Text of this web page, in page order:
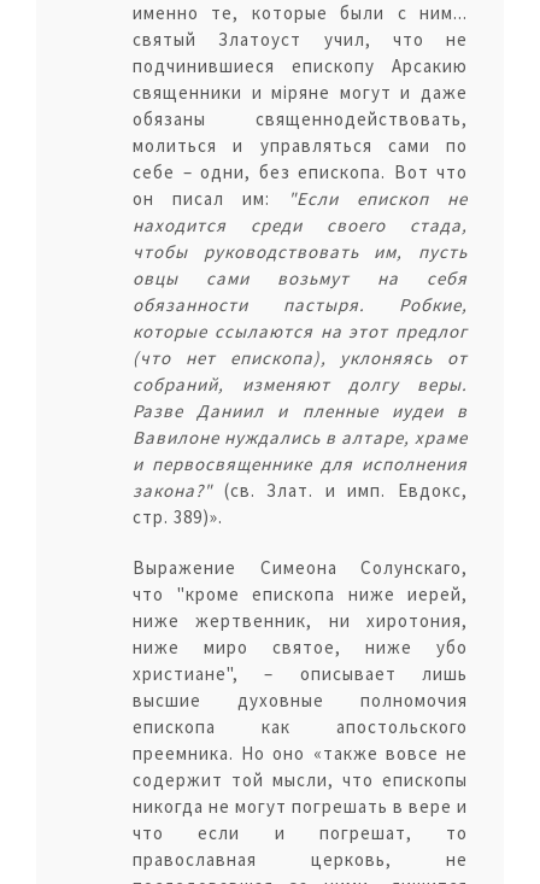
именно те, которые были с ним...
святый Златоуст учил, что не
подчинившиеся епископу Арсакию
священники и мiряне могут и даже
обязаны священнодействовать,
молиться и управляться сами по
себе – одни, без епископа. Вот что
он писал им:
"Если епископ не
находится среди своего стада,
чтобы руководствовать им, пусть
овцы сами возьмут на себя
обязанности пастыря. Робкие,
которые ссылаются на этот предлог
(что нет епископа), уклоняясь от
собраний, изменяют долгу веры.
Разве Даниил и пленные иудеи в
Вавилоне нуждались в алтаре, храме
и первосвященнике для исполнения
закона?"(св. Злат. и имп. Евдокс,
стр. 389)».
Выражение Симеона Солунскаго,
что "кроме епископа ниже иерей,
ниже жертвенник, ни хиротония,
ниже миро святое, ниже убо
христиане", – описывает лишь
высшие духовные полномочия
епископа как апостольского
преемника. Но оно «также вовсе не
содержит той мысли, что епископы
никогда не могут погрешать в вере и
что если и погрешат, то
православная церковь, не